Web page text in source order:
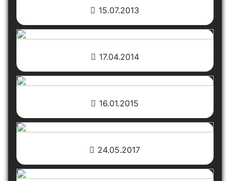
15.07.2013
17.04.2014
16.01.2015
24.05.2017